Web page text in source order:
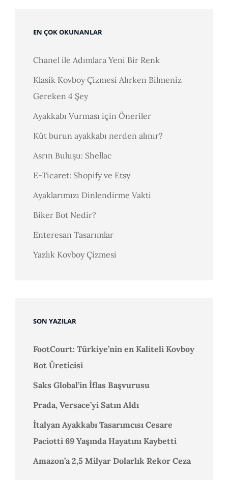
EN ÇOK OKUNANLAR
Chanel ile Adımlara Yeni Bir Renk
Klasik Kovboy Çizmesi Alırken Bilmeniz
Gereken 4 Şey
Ayakkabı Vurması için Öneriler
Küt burun ayakkabı nerden alınır?
Asrın Buluşu: Shellac
E-Ticaret: Shopify ve Etsy
Ayaklarımızı Dinlendirme Vakti
Biker Bot Nedir?
Enteresan Tasarımlar
Yazlık Kovboy Çizmesi
SON YAZILAR
FootCourt: Türkiye’nin en Kaliteli Kovboy
Bot Üreticisi
Saks Global’in İflas Başvurusu
Prada, Versace’yi Satın Aldı
İtalyan Ayakkabı Tasarımcısı Cesare
Paciotti 69 Yaşında Hayatını Kaybetti
Amazon’a 2,5 Milyar Dolarlık Rekor Ceza